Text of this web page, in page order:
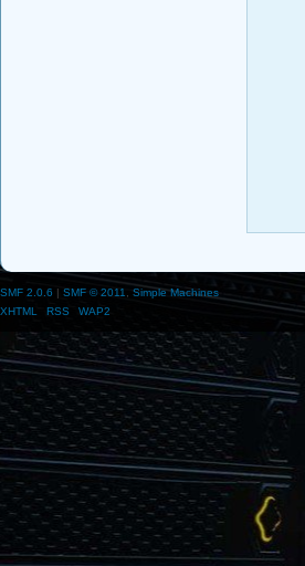
SMF 2.0.6 | SMF © 2011
Simple Machines
XHTML
RSS WAP2